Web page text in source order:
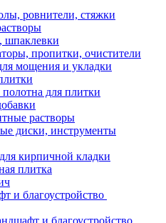
ровнители, стяжки
шпаклевки
пропитки, очистители
мощения и укладки
для плитки
растворы
диски, инструменты
кирпичной кладки
плитка
и благоустройство
и благоустройство